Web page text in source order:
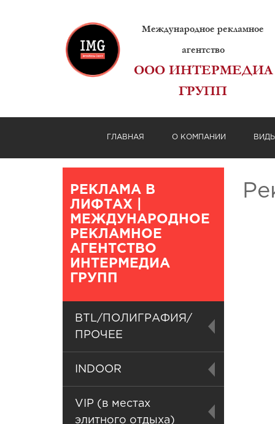
Международное рекламное
агентство
ООО ИНТЕРМЕДИА
ГРУПП
ГЛАВНАЯ О КОМПАНИИ
РЕКЛАМА В
ЛИФТАХ |
МЕЖДУНАРОДНОЕ
РЕКЛАМНОЕ
АГЕНТСТВО
ИНТЕРМЕДИА
ГРУПП
BTL/ПОЛИГРАФИЯ/
ПРОЧЕЕ
INDOOR
VIP (в местах
элитного отдыха)